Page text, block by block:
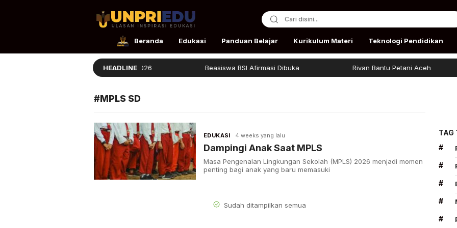
UnpriEdu
Ulasan Inspirasi Edukasi
Beranda Edukasi Panduan Belajar Kurikulum Materi Teknologi Pendidikan
HEADLINE
Panduan Masuk STIS 2026 Beasiswa BSI Afirmasi Dibuka Rivan Bantu Petani Aceh
#MPLS SD
EDUKASI 4 weeks yang lalu
Dampingi Anak Saat MPLS
Masa Pengenalan Lingkungan Sekolah (MPLS) 2026 menjadi momen
penting bagi anak yang baru memasuki
Sudah ditampilkan semua
TAG
#
#
#
#
#